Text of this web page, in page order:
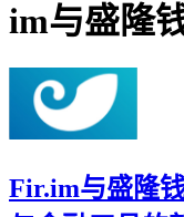
im与盛隆
Fir.im与盛隆